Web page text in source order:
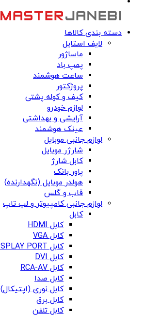
دسته بندی کالاها
لایف استایل
ماساژور
پمپ باد
ساعت هوشمند
پروژکتور
کیف و کوله پشتی
لوازم خودرو
آرایشی و بهداشتی
عینک هوشمند
لوازم جانبی موبایل
شارژر موبایل
کابل شارژ
پاور بانک
هولدر موبایل (نگهدارنده)
قاب و گلس
لوازم جانبی کامپیوتر و لپ تاپ
کابل
کابل HDMI
کابل VGA
کابل DISPLAY PORT
کابل DVI
کابل RCA-AV
کابل صدا
کابل نوری (اپتیکال)
کابل برق
کابل تلفن